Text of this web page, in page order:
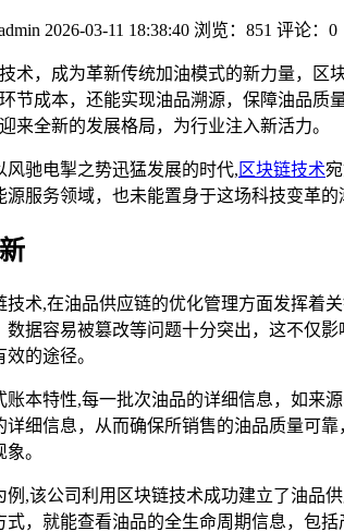
2026-03-11 18:38:40 浏览：851 评论：0
术，成为革新传统加油模式的新力量，区
节成本，还能实现油品溯源，保障油品质
来全新的发展格局，为行业注入新活力。
风驰电掣之势迅猛发展的时代, 区块链技术
服务领域，也未能置身于这场科技变革
技术,在油品供应链的优化管理方面发挥着
数据容易被篡改等问题十分突出，这不仅
的途径。
账本特性,每一批次油品的详细信息，如来
详细信息，从而确保所销售的油品质量可
。
例,该公司利用区块链技术成功建立了油品
，就能查看油品的全生命周期信息，包